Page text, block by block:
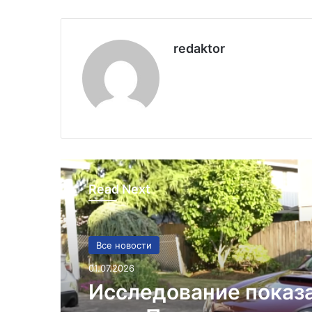
redaktor
Read Next
Все новости
01.07.2026
Исследование